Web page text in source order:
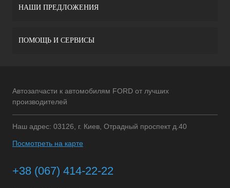
НАШИ ПРЕДЛОЖЕНИЯ
ПОМОЩЬ И СЕРВИСЫ
Автозапчасти к автомобилям FORD от лучших
производителей
Наш адрес: 03126, г. Киев, Отрадный проспект д.40
Посмотреть на карте
+38 (067) 414-22-22